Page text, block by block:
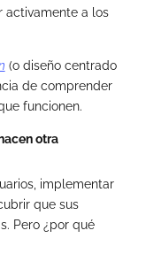
activamente a los
(o diseño centrado
de comprender
funcionen.
otra
implementar
que sus
Pero ¿por qué